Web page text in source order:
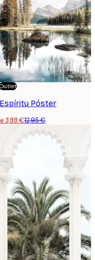
Póster
3,88 €12,95 €